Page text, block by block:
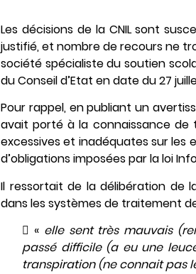
Les décisions de la CNIL sont
justifié, et nombre de recours ne
société spécialiste du soutien
du Conseil d’Etat en date du 27
Pour rappel, en publiant un
avait porté à la connaissance de
excessives et inadéquates sur les
d’obligations imposées par la loi
Il ressortait de la délibération de
dans les systèmes de traitement
 « elle sent très mauvais
passé difficile (a eu une
transpiration (ne connait pas